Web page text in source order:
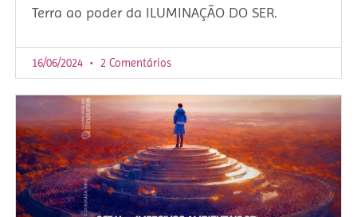
Terra ao poder da ILUMINAÇÃO DO SER.
16/06/2024 2 Comentários